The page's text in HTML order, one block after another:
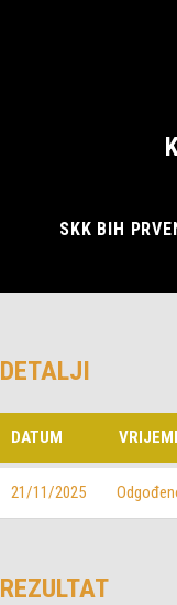
SKK BIH
DETALJI
DATUM
21/11/2025
REZULTAT